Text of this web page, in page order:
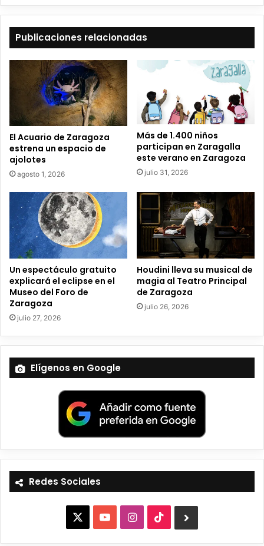
b
o
l
t
r
ó
c
Publicaciones relacionadas
El Acuario de Zaragoza
estrena un espacio de
ajolotes
agosto 1, 2026
Más de 1.400 niños
participan en Zaragalla
este verano en Zaragoza
julio 31, 2026
Un espectáculo gratuito
explicará el eclipse en el
Museo del Foro de
Zaragoza
julio 27, 2026
Houdini lleva su musical de
magia al Teatro Principal
de Zaragoza
julio 26, 2026
Elígenos en Google
Redes Sociales
o
I
n
i
l